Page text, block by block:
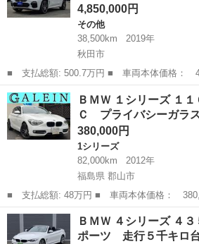
4,850,000円
その他
38,500km
2019年
秋田市
■ 支払総額: 500.7万円 ■ 車両本体価格： 4,850,000 円 ■ メーカ
ー名： ＢＭＷ ■ 車種名： Ｘ５ ■ グレー
ｅ ３５ｄ Ｍスポーツ エアサスペンション
ック エア...
秋田 秋田市
ＢＭＷ １シリーズ １
Ｃ プライバシーガ
380,000円
1シリーズ
82,000km
2012年
福島県 郡山市
■ 支払総額: 48万円 ■ 車両本体価格： 380,000 円 ■ メーカー
名： ＢＭＷ ■ 車種名： １シリーズ ■ グ
ｉ ＨＩＤ ＥＴＣ プライバシーガラス
ーン ■ 排気量：...
福島 郡山市
ＢＭＷ ４シリーズ ４
ポーツ 走行５千キロ